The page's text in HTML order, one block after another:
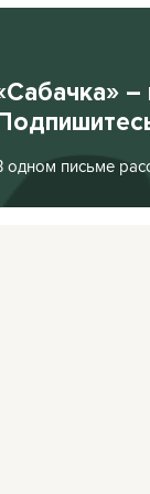
–
одном письме